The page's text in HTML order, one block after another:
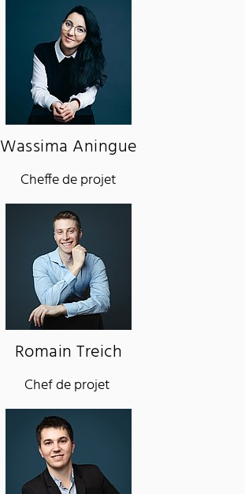
Wassima Aningue
Cheffe de projet
Romain Treich
Chef de projet